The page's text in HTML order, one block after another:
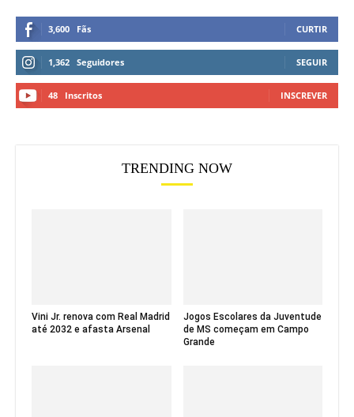
3,600 Fãs CURTIR
1,362 Seguidores SEGUIR
48 Inscritos INSCREVER
TRENDING NOW
Vini Jr. renova com Real Madrid
até 2032 e afasta Arsenal
Jogos Escolares da Juventude
de MS começam em Campo
Grande